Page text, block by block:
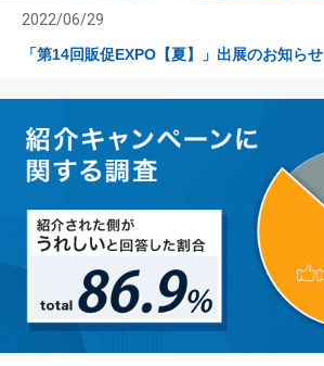
2022/06/29
「第14回販促EXPO【夏】」出展のお知らせ